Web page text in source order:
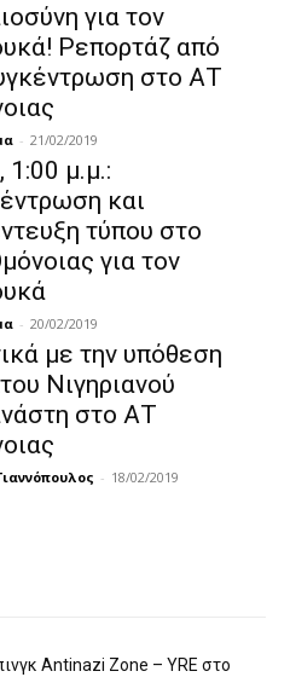
για τον
Ρεπορτάζ από
στο ΑΤ
- 21/02/2019
1:00 μ.μ.:
και
τύπου στο
για τον
- 20/02/2019
με την υπόθεση
Νιγηριανού
στο ΑΤ
- 18/02/2019
Antinazi Zone – YRE στο